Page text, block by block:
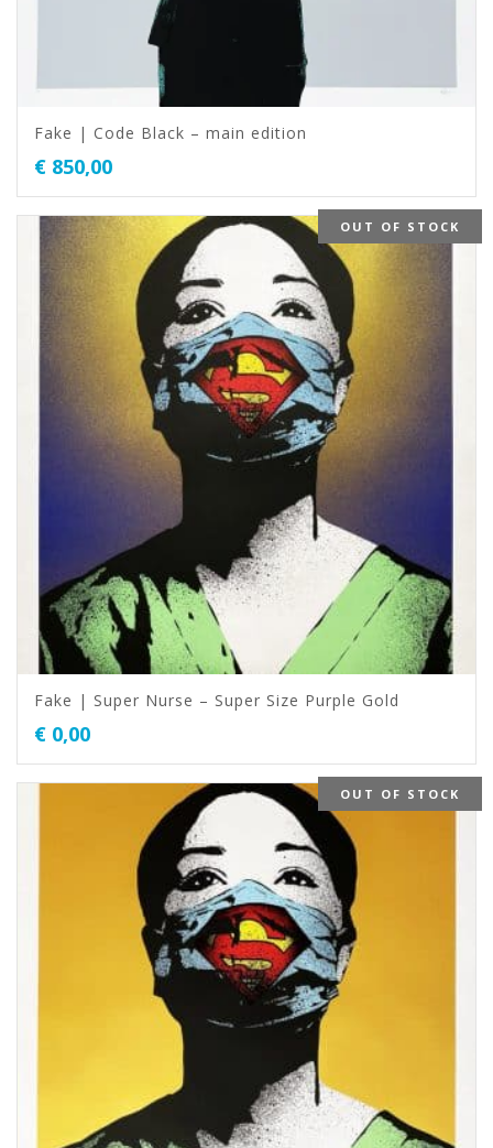
Fake | Code Black – main edition
€ 850,00
OUT OF STOCK
Fake | Super Nurse – Super Size Purple Gold
€ 0,00
OUT OF STOCK